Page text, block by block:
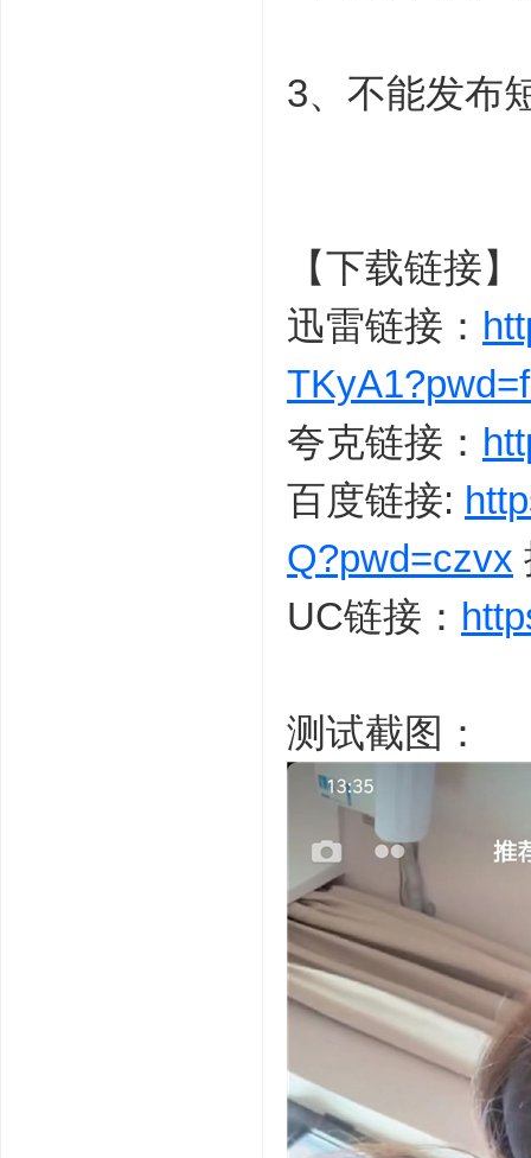
3、不能发布
【下载链接
迅雷链接：
夸克链接：
百度链接:
Q?pwd=czvx
UC链接：
测试截图：